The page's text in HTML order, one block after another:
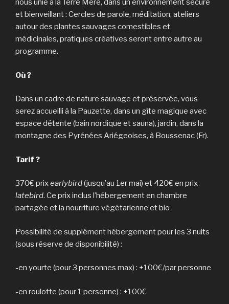
nous unie à la Terre Mère, dans un environnement sécure
et bienveillant : Cercles de parole, méditation, ateliers
autour des plantes sauvages comestibles et
médicinales, pratiques créatives seront entre autre au
programme.
Où ?
Dans un cadre de nature sauvage et préservée, vous
serez accueilli à la Pauzette, dans un gîte magique avec
espace détente (bain nordique et sauna), jardin, dans la
montagne des Pyrénées Ariégeoises, à Boussenac (Fr).
Tarif ?
370€ prixearlybird(jusqu’au 1er mai) et 420€ en prix
latebird. Ce prix inclus l’hébergement en chambre
partagée et la nourriture végétarienne et bio
Possibilité de supplément hébergement pour les 3 nuits
(sous réserve de disponibilité) :
-en yourte (pour 3 personnes max) : +100€/par personne
-en roulotte (pour 1 personne) : +100€